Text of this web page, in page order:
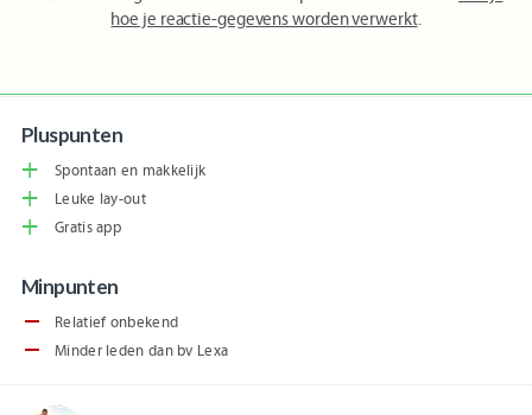
hoe je reactie-gegevens worden verwerkt.
Pluspunten
Spontaan en makkelijk
Leuke lay-out
Gratis app
Minpunten
Relatief onbekend
Minder leden dan bv Lexa